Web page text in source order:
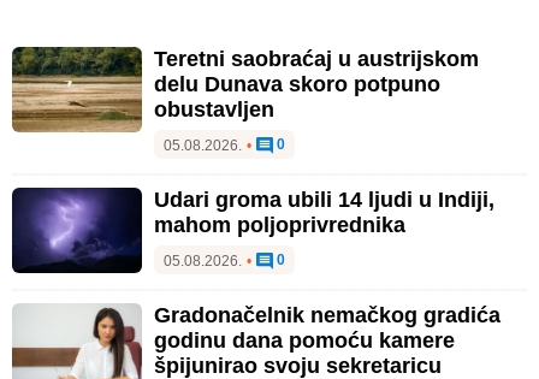
Teretni saobraćaj u austrijskom
delu Dunava skoro potpuno
obustavljen
05.08.2026. • 0
Udari groma ubili 14 ljudi u Indiji,
mahom poljoprivrednika
05.08.2026. • 0
Gradonačelnik nemačkog gradića
godinu dana pomoću kamere
špijunirao svoju sekretaricu